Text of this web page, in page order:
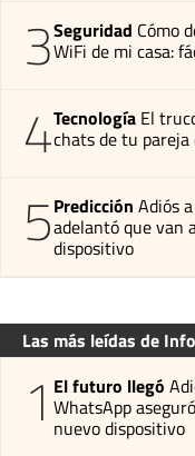
3Seguridad Cómo
WiFi de mi casa:
4Tecnología El
chats de tu
5Predicción Adiós
adelantó que van
dispositivo
Las más leídas de
1 El futuro llegó
WhatsApp
nuevo dispositivo